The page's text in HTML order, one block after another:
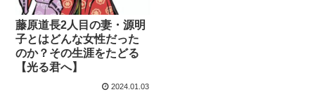
藤原道長2人目の妻・源明
子とはどんな女性だった
のか？その生涯をたどる
【光る君へ】
2024.01.03